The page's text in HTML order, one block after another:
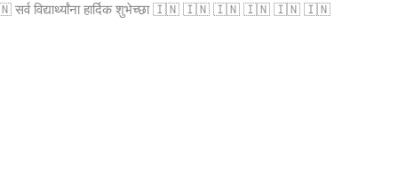
हार्दिक शुभेच्छा 🇮🇳 🇮🇳 🇮🇳 🇮🇳 🇮🇳 🇮🇳